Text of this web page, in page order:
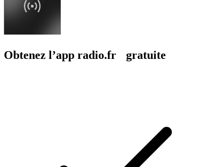
Obtenez l’app radio.fr gratuite